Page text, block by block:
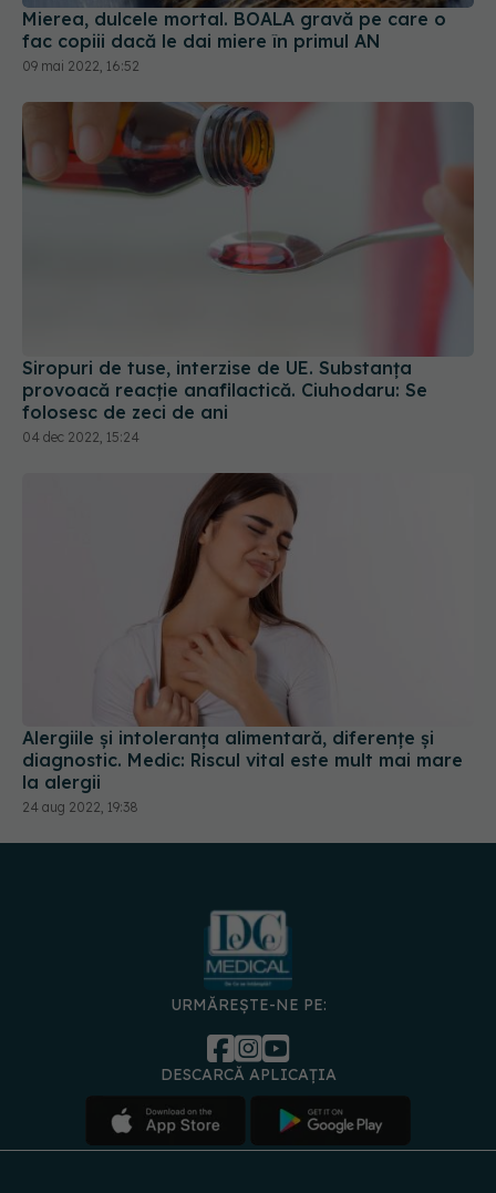
Mierea, dulcele mortal. BOALA gravă pe care o
fac copiii dacă le dai miere în primul AN
09 mai 2022, 16:52
Siropuri de tuse, interzise de UE. Substanța
provoacă reacție anafilactică. Ciuhodaru: Se
folosesc de zeci de ani
04 dec 2022, 15:24
Alergiile și intoleranța alimentară, diferențe și
diagnostic. Medic: Riscul vital este mult mai mare
la alergii
24 aug 2022, 19:38
URMĂREȘTE-NE PE:
DESCARCĂ APLICAȚIA